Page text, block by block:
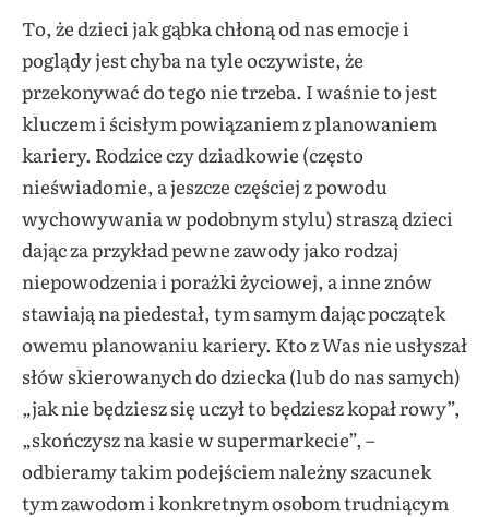
To, że dzieci jak gąbka chłoną od nas emocje i
poglądy jest chyba na tyle oczywiste, że
przekonywać do tego nie trzeba. I waśnie to jest
kluczem i ścisłym powiązaniem z planowaniem
kariery. Rodzice czy dziadkowie (często
nieświadomie, a jeszcze częściej z powodu
wychowywania w podobnym stylu) straszą dzieci
dając za przykład pewne zawody jako rodzaj
niepowodzenia i porażki życiowej, a inne znów
stawiają na piedestał, tym samym dając początek
owemu planowaniu kariery. Kto z Was nie usłyszał
słów skierowanych do dziecka (lub do nas samych)
„jak nie będziesz się uczył to będziesz kopał rowy”,
„skończysz na kasie w supermarkecie”, –
odbieramy takim podejściem należny szacunek
tym zawodom i konkretnym osobom trudniącym